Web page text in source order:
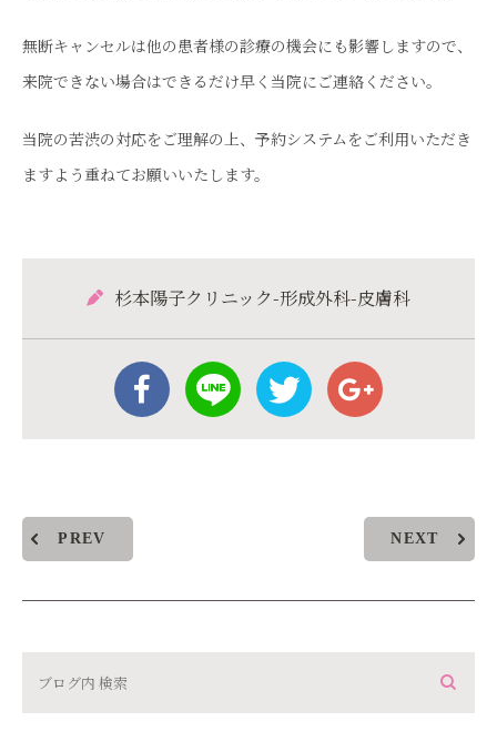
無断キャンセルは他の患者様の診療の機会にも影響しますので、
来院できない場合はできるだけ早く当院にご連絡ください。
当院の苦渋の対応をご理解の上、 予約システムをご利用いただき
ますよう重ねてお願いいたします。
杉本陽子クリニック-形成外科-皮膚科
PREV NEXT